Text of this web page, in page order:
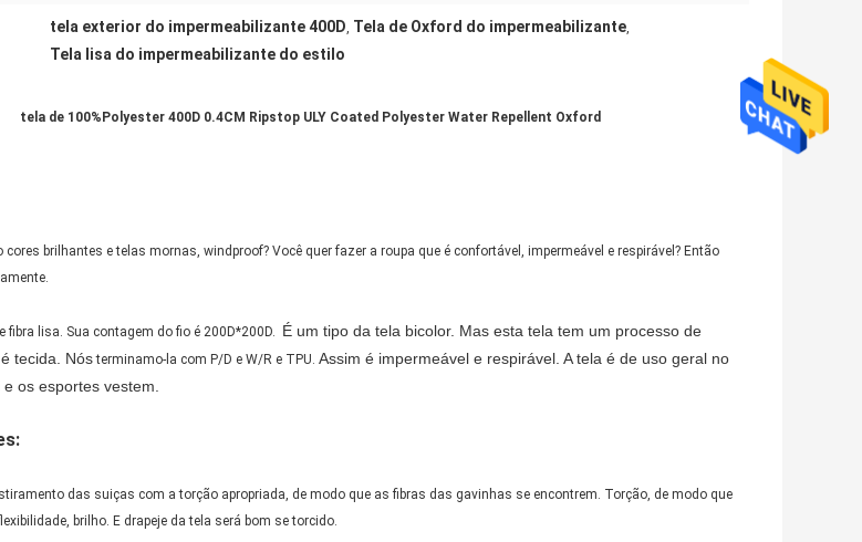
tela exterior do impermeabilizante 400D, Tela de Oxford do impermeabilizante,
Tela lisa do impermeabilizante do estilo
tela de 100%Polyester 400D 0.4CM Ripstop ULY Coated Polyester Water Repellent Oxford
cores brilhantes e telas mornas, windproof? Você quer fazer a roupa que é confortável, impermeável e respirável? Então
fibra lisa. Sua contagem do fio é 200D*200D. É um tipo da tela bicolor. Mas esta tela tem um processo de
tecida. Nósterminamo-la com P/D e W/R e TPU. Assim é impermeável e respirável. A tela é de uso geral no
os esportes vestem.
:
das suiças com a torção apropriada, de modo que as fibras das gavinhas se encontrem. Torção, de modo que
brilho. E drapeje da tela será bom se torcido.